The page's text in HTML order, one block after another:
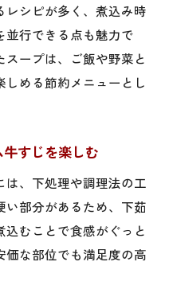
シピが多く、煮込み時
並行できる点も魅力で
ープは、ご飯や野菜と
める節約メニューとし
すじを楽しむ
は、下処理や調理法の工
い部分があるため、下茹
むことで食感がぐっと
価な部位でも満足度の高